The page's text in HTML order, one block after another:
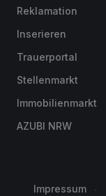
Reklamation
Inserieren
Trauerportal
Stellenmarkt
Immobilienmarkt
AZUBI NRW
Impressum